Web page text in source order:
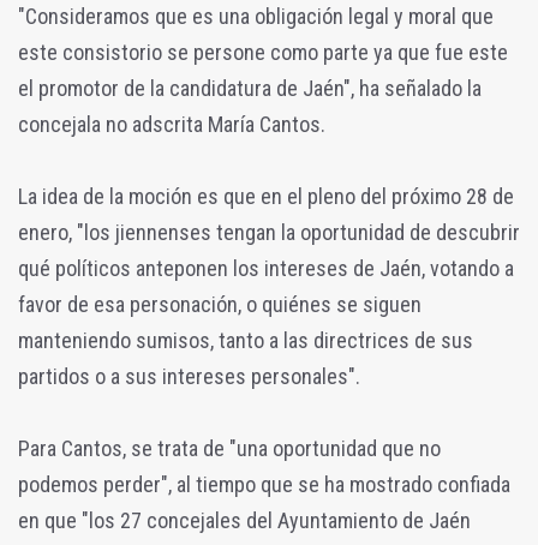
"Consideramos que es una obligación legal y moral que
este consistorio se persone como parte ya que fue este
el promotor de la candidatura de Jaén", ha señalado la
concejala no adscrita María Cantos.
La idea de la moción es que en el pleno del próximo 28 de
enero, "los jiennenses tengan la oportunidad de descubrir
qué políticos anteponen los intereses de Jaén, votando a
favor de esa personación, o quiénes se siguen
manteniendo sumisos, tanto a las directrices de sus
partidos o a sus intereses personales".
Para Cantos, se trata de "una oportunidad que no
podemos perder", al tiempo que se ha mostrado confiada
en que "los 27 concejales del Ayuntamiento de Jaén